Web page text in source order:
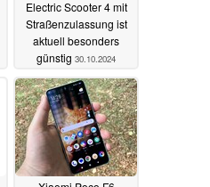
Electric Scooter 4 mit
Straßenzulassung ist
aktuell besonders
günstig 30.10.2024